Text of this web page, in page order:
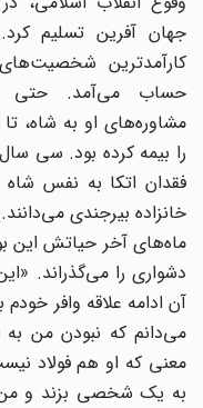
جهان آفرین تسلیم
کارآمدترین
حساب می‌آمد. حتی
مشاوره‌های او به شاه،
را بیمه کرده بود. سی
فقدان اتکا به نفس شاه
خانزاده بیرجندی
ماه‌های آخر حیاتش این
دشواری را می‌گذراند.
آن ادامه علاقه وافر
می‌دانم که نبودن من به
معنی که او هم فولاد
به یک شخصی بزند و من